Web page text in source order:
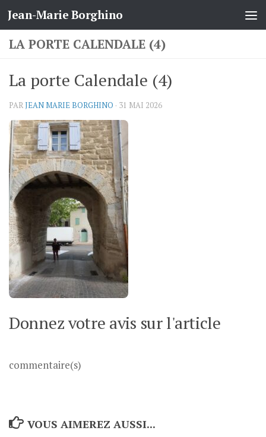
Skip to content
Jean-Marie Borghino
LA PORTE CALENDALE (4)
La porte Calendale (4)
PARJEAN MARIE BORGHINO · 31 MAI 2026
Donnez votre avis sur l'article
commentaire(s)
VOUS AIMEREZ AUSSI...